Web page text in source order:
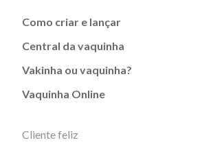
Como criar e lançar
Central da vaquinha
Vakinha ou vaquinha?
Vaquinha Online
Cliente feliz